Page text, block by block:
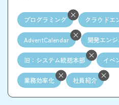
プログラミング クラウドエ
AdventCalendar 開発エン
旧：システム統括本部 イベ
業務効率化 社員紹介